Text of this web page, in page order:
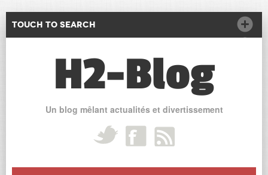
Touch to Search
H2-Blog
Un blog mêlant actualités et divertissement